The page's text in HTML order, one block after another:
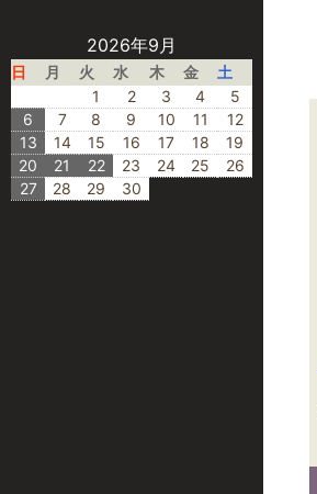
2026年9月
日 月 火 水 木 金
土
1
2 3 4
5
6
7 8 9 10 11
12
13
14 15 16 17 18
19
20
21 22 23 24 25
26
27
28 29 30